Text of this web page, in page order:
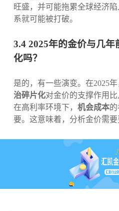
旺盛，并可能拖累全球经济
系就可能被打破。
3.4 2025年的金价与几
化吗？
是的，有一些演变。在2025年
治碎片化对金价的支撑作用比
在高利率环境下， 机会成本的
要。这意味着，分析金价需要